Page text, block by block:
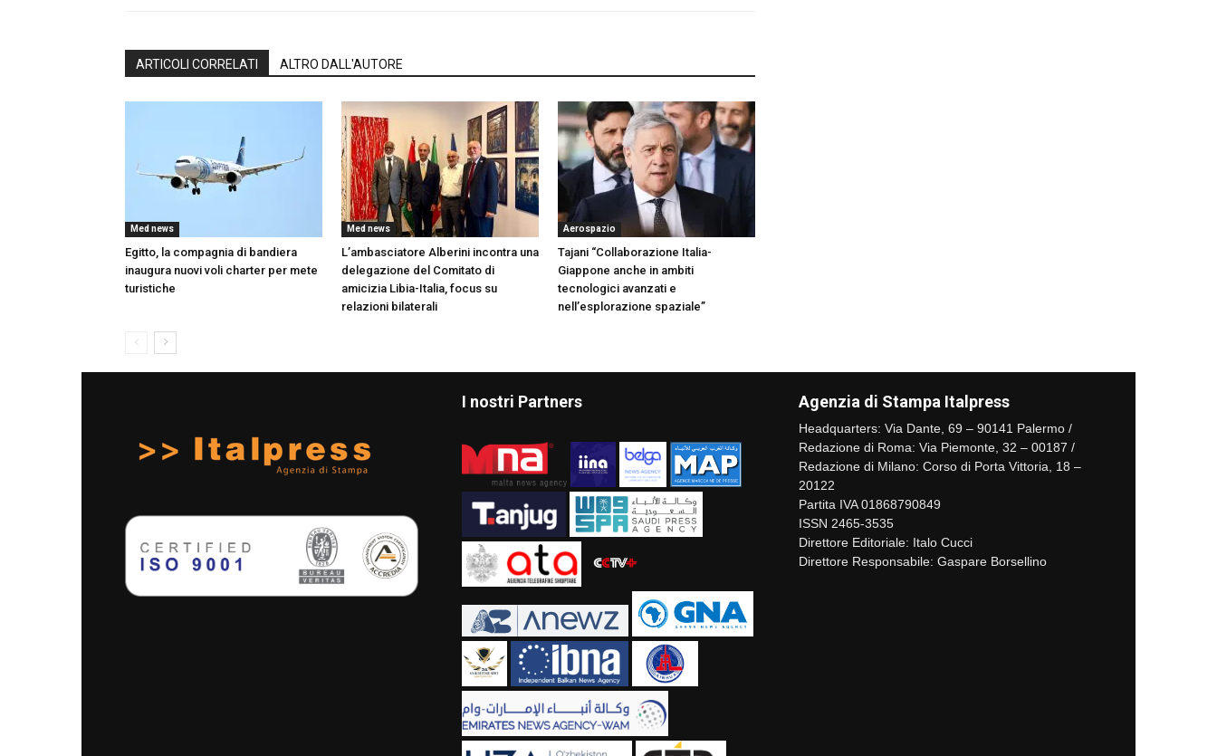
ARTICOLI CORRELATI ALTRO DALL'AUTORE
Med news
Egitto, la compagnia di bandiera
inaugura nuovi voli charter per mete
turistiche
Med news
L’ambasciatore Alberini incontra una
delegazione del Comitato di
amicizia Libia-Italia, focus su
relazioni bilaterali
Aerospazio
Tajani “Collaborazione Italia-
Giappone anche in ambiti
tecnologici avanzati e
nell’esplorazione spaziale”
I nostri Partners Agenzia di Stampa Italpress
Headquarters: Via Dante, 69 – 90141 Palermo /
Redazione di Roma: Via Piemonte, 32 – 00187 /
Redazione di Milano: Corso di Porta Vittoria, 18 –
20122
Partita IVA 01868790849
ISSN 2465-3535
Direttore Editoriale: Italo Cucci
Direttore Responsabile: Gaspare Borsellino